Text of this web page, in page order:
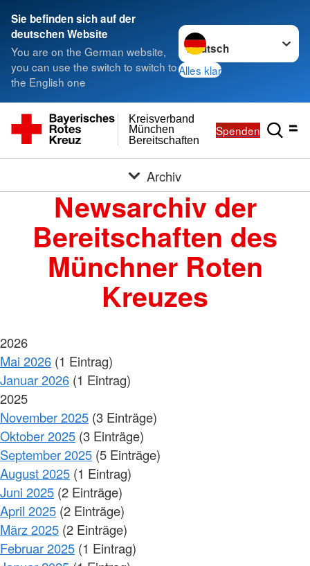
Sie befinden sich auf der
deutschen Website
You are on the German website,
you can use the switch to switch to
the English one
Sprache wechseln zu
Alles klar
Bereitschaften
München
Kreisverband
Spenden
Archiv
Newsarchiv der
Bereitschaften des
Münchner Roten
Kreuzes
2026
Mai 2026 (1 Eintrag)
Januar 2026 (1 Eintrag)
2025
November 2025 (3 Einträge)
Oktober 2025 (3 Einträge)
September 2025 (5 Einträge)
August 2025 (1 Eintrag)
Juni 2025 (2 Einträge)
April 2025 (2 Einträge)
März 2025 (2 Einträge)
Februar 2025 (1 Eintrag)